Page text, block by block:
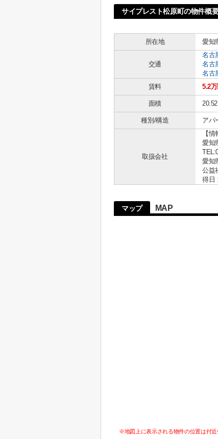
サイプレスト松原町の物件概
所在地
愛知
交通
名古
名古
名古
賃料
5.2万
面積
種別/構造 アパ
取扱会社
【
愛知
愛知
公益
得日
マップ MAP
※地図上に表示される物件の位置は付近